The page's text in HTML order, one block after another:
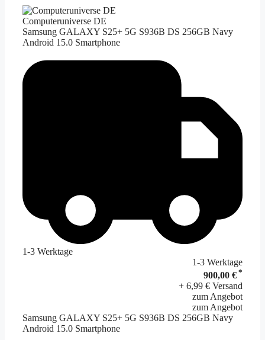
Computeruniverse DE
Samsung GALAXY S25+ 5G S936B DS 256GB Navy
Android 15.0 Smartphone
1-3 Werktage
1-3 Werktage
900,00 € *
+ 6,99 € Versand
zum Angebot
zum Angebot
Samsung GALAXY S25+ 5G S936B DS 256GB Navy
Android 15.0 Smartphone